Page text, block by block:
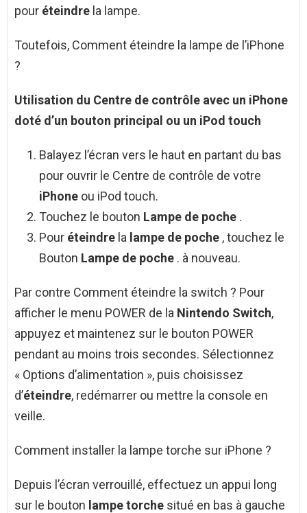
pour éteindre la lampe.
Toutefois, Comment éteindre la lampe de l’iPhone
?
Utilisation du Centre de contrôle avec un iPhone
doté d’un bouton principal ou un iPod touch
Balayez l’écran vers le haut en partant du bas
pour ouvrir le Centre de contrôle de votre
iPhone ou iPod touch.
Touchez le bouton Lampe de poche .
Pour éteindre la lampe de poche , touchez le
Bouton Lampe de poche . à nouveau.
Par contre Comment éteindre la switch ? Pour
afficher le menu POWER de la Nintendo Switch,
appuyez et maintenez sur le bouton POWER
pendant au moins trois secondes. Sélectionnez
« Options d’alimentation », puis choisissez
d’éteindre, redémarrer ou mettre la console en
veille.
Comment installer la lampe torche sur iPhone ?
Depuis l’écran verrouillé, effectuez un appui long
sur le bouton lampe torche situé en bas à gauche